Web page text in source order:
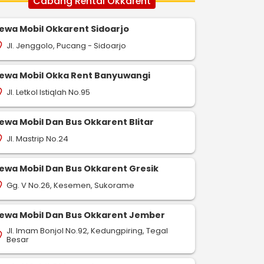
Mobil Okkarent Sidoarjo
Jl. Jenggolo, Pucang - Sidoarjo
Mobil Okka Rent Banyuwangi
Jl. Letkol Istiqlah No.95
Mobil Dan Bus Okkarent Blitar
Jl. Mastrip No.24
Mobil Dan Bus Okkarent Gresik
Gg. V No.26, Kesemen, Sukorame
Mobil Dan Bus Okkarent Jember
Jl. Imam Bonjol No.92, Kedungpiring, Tegal
Besar